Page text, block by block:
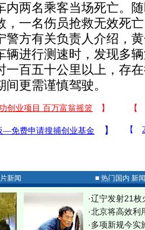
内两名乘客当场死亡。
，一名伤员抢救无效死
方有关负责人介绍，黄
辆进行测速时，发现多
一百五十公里以上，存
间更需谨慎驾驶。
新闻 ■ 热门国内 新
·辽宁发射21枚
·北京将高效利
·多项新规今实